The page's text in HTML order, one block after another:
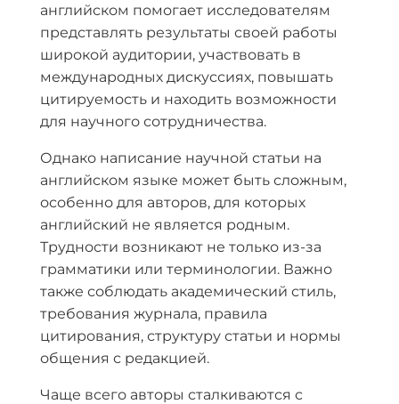
английском помогает исследователям
представлять результаты своей работы
широкой аудитории, участвовать в
международных дискуссиях, повышать
цитируемость и находить возможности
для научного сотрудничества.
Однако написание научной статьи на
английском языке может быть сложным,
особенно для авторов, для которых
английский не является родным.
Трудности возникают не только из-за
грамматики или терминологии. Важно
также соблюдать академический стиль,
требования журнала, правила
цитирования, структуру статьи и нормы
общения с редакцией.
Чаще всего авторы сталкиваются с